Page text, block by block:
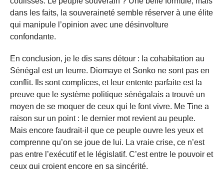
dans les faits, la souveraineté semble réserver à une élite
qui manipule l’opinion avec une désinvolture
confondante.
En conclusion, je le dis sans détour : la cohabitation au
Sénégal est un leurre. Diomaye et Sonko ne sont pas en
conflit. Ils sont complices, et leur entente parfaite est la
preuve que le système politique sénégalais a trouvé un
moyen de se moquer de ceux qui le font vivre. Me Tine a
raison sur un point : le dernier mot revient au peuple.
Mais encore faudrait-il que ce peuple ouvre les yeux et
comprenne qu’on se joue de lui. La vraie crise, ce n’est
pas entre l’exécutif et le législatif. C’est entre le pouvoir et
ceux qui croient encore en sa sincérité.